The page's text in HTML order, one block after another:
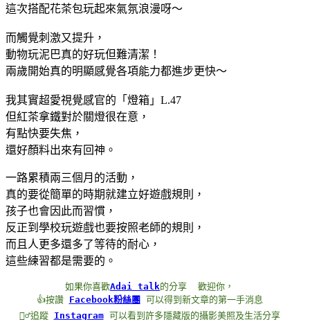
這次搭配花茶包玩起來氣氛浪漫呀～
而觸覺刺激又提升，
動物玩泥巴真的好玩但難清潔！
兩歲開始真的明顯感覺各項能力都進步更快～
我其實超愛視覺感官的「燈箱」L.47
但紅茶拿鐵對於關燈很在意，
有點快要失焦，
還好顏料出來有回神。
一路累積兩三個月的活動，
真的要從簡單的時期就建立好遊戲規則，
孩子也會因此而習慣，
反正到學校玩遊戲也要按照老師的規則，
而且人更多還多了等待的耐心，
這些練習都是需要的。
如果你喜歡Adai talk的分享
歡迎你，
👍按讚 Facebook粉絲團 可以得到新文章的第一手消息
🏃‍♂️追蹤 Instagram 可以看到許多隱藏版的攝影美照及生活分享